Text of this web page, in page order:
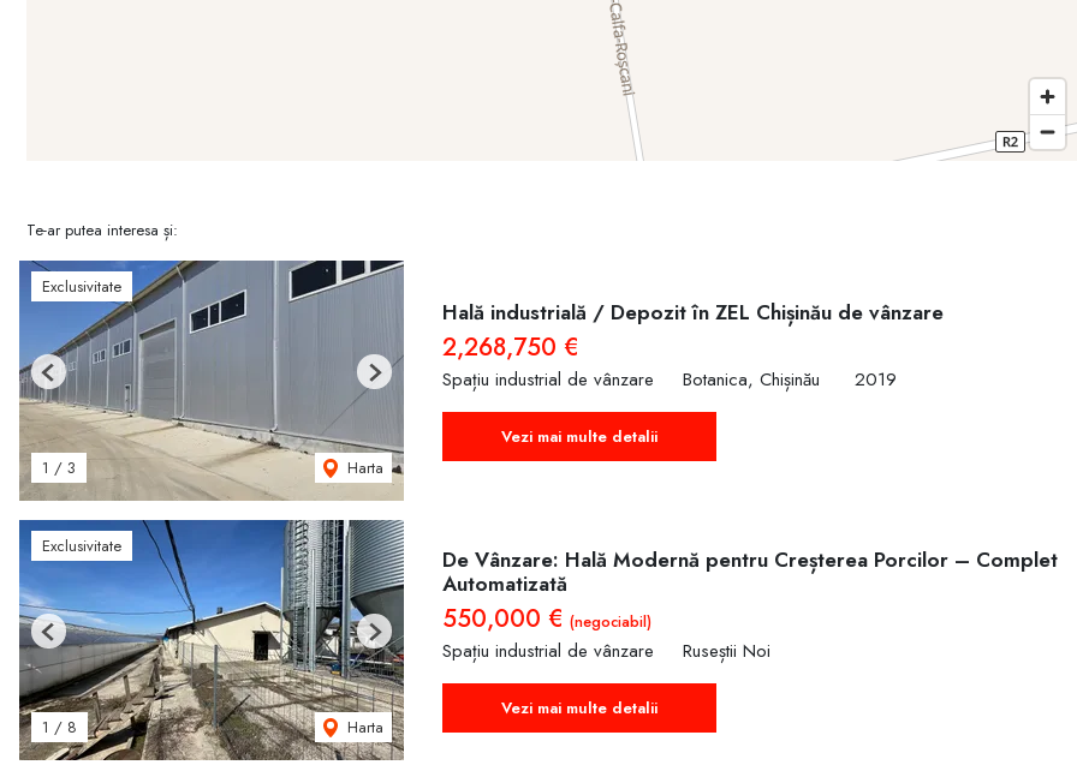
strategică.
Te-ar putea interesa și:
Exclusivitate
1 / 3 Harta
Previous Next
Hală industrială / Depozit în ZEL Chișinău de vânzare
2,268,750 €
Spațiu industrial de vânzare Botanica, Chișinău 2019
Vezi mai multe detalii
Exclusivitate
1 / 8 Harta
Previous Next
De Vânzare: Hală Modernă pentru Creșterea Porcilor – Complet
Automatizată
550,000 € (negociabil)
Spațiu industrial de vânzare Ruseștii Noi
Vezi mai multe detalii